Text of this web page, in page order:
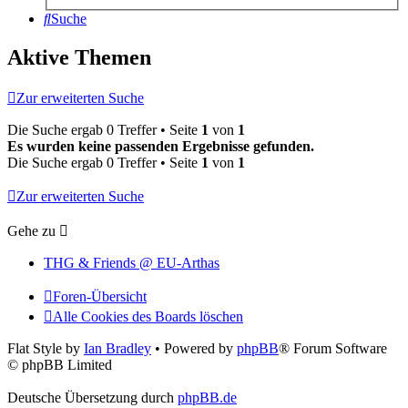
Suche
Aktive Themen
Zur erweiterten Suche
Die Suche ergab 0 Treffer • Seite 1 von 1
Es wurden keine passenden Ergebnisse gefunden.
Die Suche ergab 0 Treffer • Seite 1 von 1
Zur erweiterten Suche
Gehe zu
THG & Friends @ EU-Arthas
Foren-Übersicht
Alle Cookies des Boards löschen
Flat Style by Ian Bradley • Powered by phpBB® Forum Software
© phpBB Limited
Deutsche Übersetzung durch phpBB.de